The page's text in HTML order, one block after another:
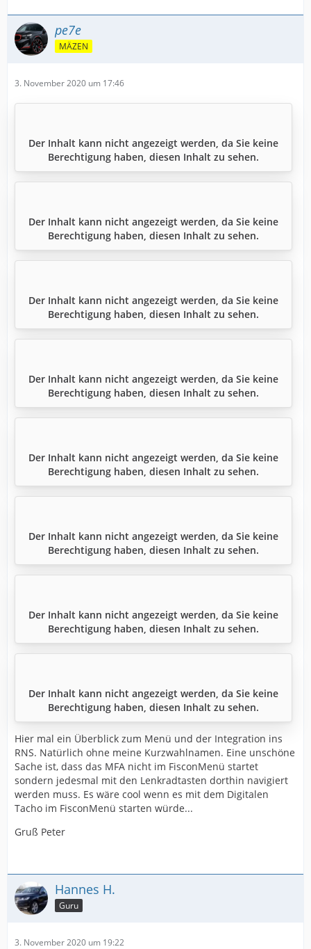
pe7e
MÄZEN
3. November 2020 um 17:46
Der Inhalt kann nicht angezeigt werden, da Sie keine
Berechtigung haben, diesen Inhalt zu sehen.
Der Inhalt kann nicht angezeigt werden, da Sie keine
Berechtigung haben, diesen Inhalt zu sehen.
Der Inhalt kann nicht angezeigt werden, da Sie keine
Berechtigung haben, diesen Inhalt zu sehen.
Der Inhalt kann nicht angezeigt werden, da Sie keine
Berechtigung haben, diesen Inhalt zu sehen.
Der Inhalt kann nicht angezeigt werden, da Sie keine
Berechtigung haben, diesen Inhalt zu sehen.
Der Inhalt kann nicht angezeigt werden, da Sie keine
Berechtigung haben, diesen Inhalt zu sehen.
Der Inhalt kann nicht angezeigt werden, da Sie keine
Berechtigung haben, diesen Inhalt zu sehen.
Der Inhalt kann nicht angezeigt werden, da Sie keine
Berechtigung haben, diesen Inhalt zu sehen.
Hier mal ein Überblick zum Menü und der Integration ins
RNS. Natürlich ohne meine Kurzwahlnamen. Eine unschöne
Sache ist, dass das MFA nicht im FisconMenü startet
sondern jedesmal mit den Lenkradtasten dorthin navigiert
werden muss. Es wäre cool wenn es mit dem Digitalen
Tacho im FisconMenü starten würde...
Gruß Peter
Hannes H.
Guru
3. November 2020 um 19:22